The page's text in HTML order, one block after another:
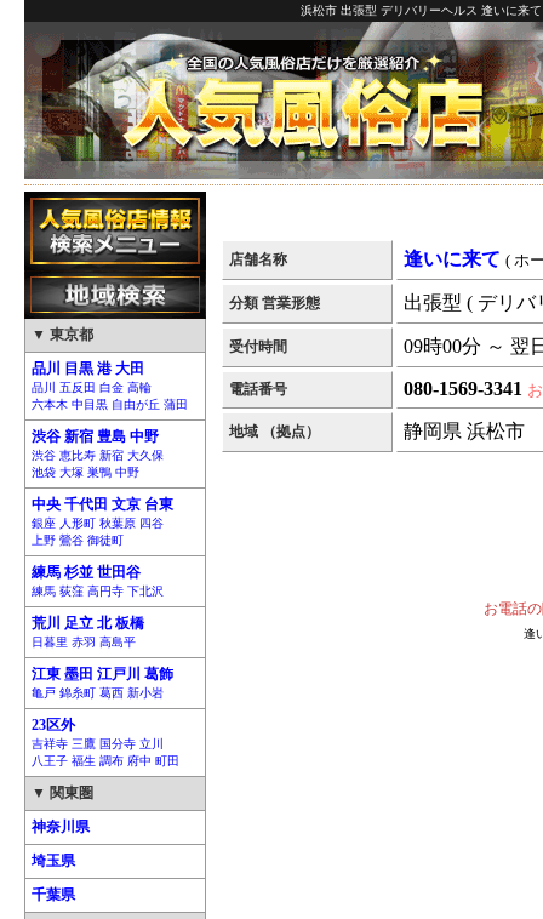
浜松市 出張型 デリバリーヘルス 逢いに来
▼ 東京都
品川 目黒 港 大田
品川 五反田 白金 高輪
六本木 中目黒 自由が丘 蒲田
渋谷 新宿 豊島 中野
渋谷 恵比寿 新宿 大久保
池袋 大塚 巣鴨 中野
中央 千代田 文京 台東
銀座 人形町 秋葉原 四谷
上野 鶯谷 御徒町
練馬 杉並 世田谷
練馬 荻窪 高円寺 下北沢
荒川 足立 北 板橋
日暮里 赤羽 高島平
江東 墨田 江戸川 葛飾
亀戸 錦糸町 葛西 新小岩
23区外
吉祥寺 三鷹 国分寺 立川
八王子 福生 調布 府中 町田
▼ 関東圏
神奈川県
埼玉県
千葉県
店舗名称 逢いに来て ( ホ
分類 営業形態 出張型 ( デリバ
受付時間 09時00分 ～ 翌
電話番号 080-1569-3341
地域 （拠点） 静岡県 浜松市
お電話
逢